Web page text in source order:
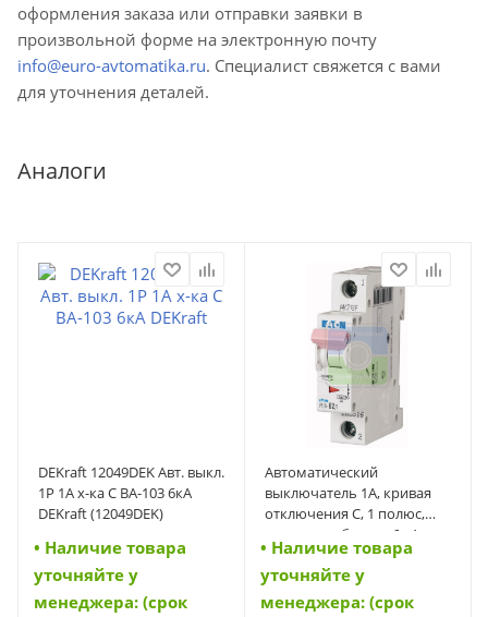
оформления заказа или отправки заявки в
произвольной форме на электронную почту
info@euro-avtomatika.ru. Специалист свяжется с вами
для уточнения деталей.
Аналоги
DEKraft 12049DEK Авт. выкл.
1Р 1А х-ка C ВА-103 6кА
DEKraft (12049DEK)
• Наличие товара
уточняйте у
менеджера: (срок
Автоматический
выключатель 1А, кривая
отключения C, 1 полюс,
откл. способность 6 кА
(PL6-C1/1) (164754)
• Наличие товара
уточняйте у
менеджера: (срок